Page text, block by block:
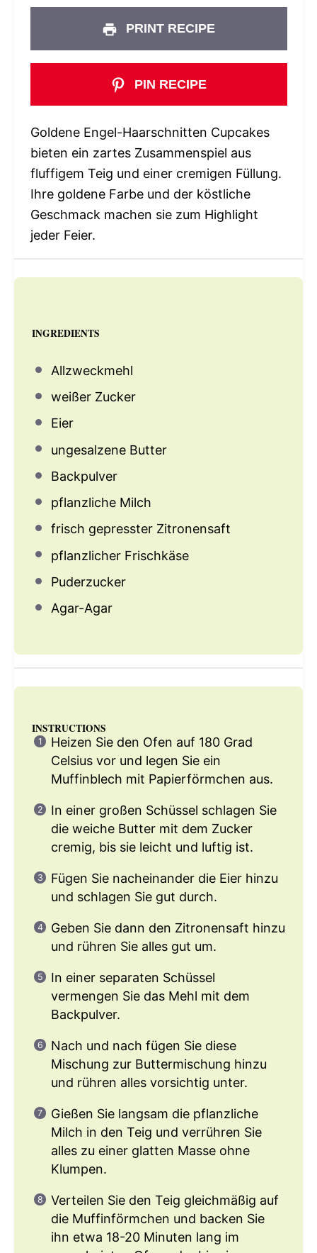
PRINT RECIPE
PIN RECIPE
Goldene Engel-Haarschnitten Cupcakes
bieten ein zartes Zusammenspiel aus
fluffigem Teig und einer cremigen Füllung.
Ihre goldene Farbe und der köstliche
Geschmack machen sie zum Highlight
jeder Feier.
INGREDIENTS
Allzweckmehl
weißer Zucker
Eier
ungesalzene Butter
Backpulver
pflanzliche Milch
frisch gepresster Zitronensaft
pflanzlicher Frischkäse
Puderzucker
Agar-Agar
INSTRUCTIONS
Heizen Sie den Ofen auf 180 Grad
Celsius vor und legen Sie ein
Muffinblech mit Papierförmchen aus.
In einer großen Schüssel schlagen Sie
die weiche Butter mit dem Zucker
cremig, bis sie leicht und luftig ist.
Fügen Sie nacheinander die Eier hinzu
und schlagen Sie gut durch.
Geben Sie dann den Zitronensaft hinzu
und rühren Sie alles gut um.
In einer separaten Schüssel
vermengen Sie das Mehl mit dem
Backpulver.
Nach und nach fügen Sie diese
Mischung zur Buttermischung hinzu
und rühren alles vorsichtig unter.
Gießen Sie langsam die pflanzliche
Milch in den Teig und verrühren Sie
alles zu einer glatten Masse ohne
Klumpen.
Verteilen Sie den Teig gleichmäßig auf
die Muffinförmchen und backen Sie
ihn etwa 18-20 Minuten lang im